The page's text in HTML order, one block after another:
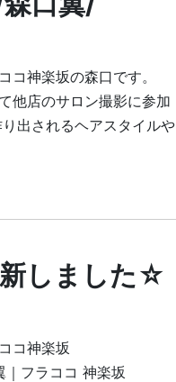
コ神楽坂の森口です。
他店のサロン撮影に参加
出されるヘアスタイルや
しました☆
コ神楽坂
フラココ 神楽坂